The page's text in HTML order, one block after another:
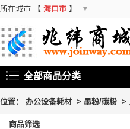
所在城市 【 海口市 】 ▼
全部商品分类
位置： 办公设备耗材 > 墨粉/碳粉 >
商品筛选